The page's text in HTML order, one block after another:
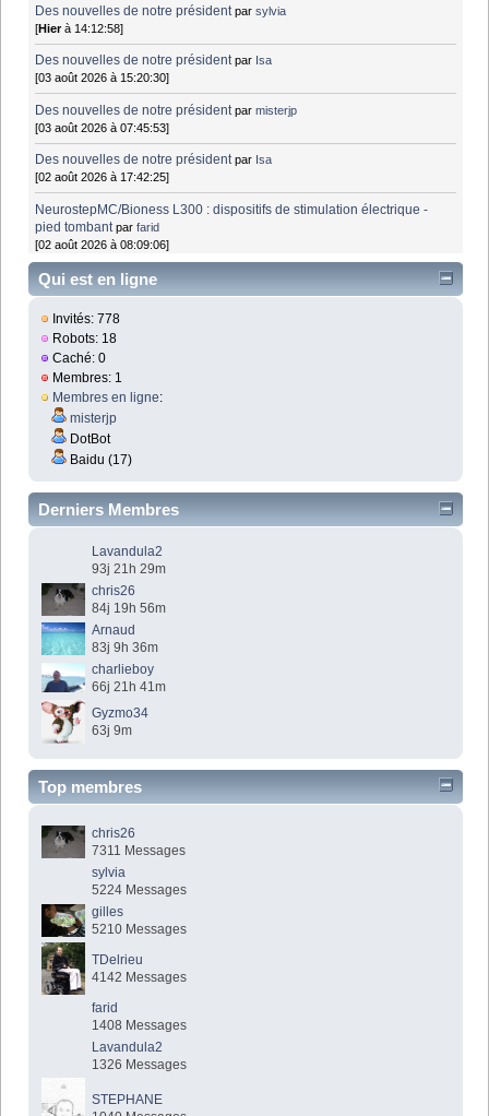
Des nouvelles de notre président parsylvia
[Hierà 14:12:58]
Des nouvelles de notre président par Isa
[03 août 2026 à 15:20:30]
Des nouvelles de notre président parmisterjp
[03 août 2026 à 07:45:53]
Des nouvelles de notre président par Isa
[02 août 2026 à 17:42:25]
NeurostepMC/Bioness L300 : dispositifs de stimulation électrique -
pied tombant parfarid
[02 août 2026 à 08:09:06]
Qui est en ligne
Invités: 778
Robots: 18
Caché: 0
Membres: 1
Membres en ligne:
misterjp
DotBot
Baidu (17)
Derniers Membres
Lavandula2
93j 21h 29m
chris26
84j 19h 56m
Arnaud
83j 9h 36m
charlieboy
66j 21h 41m
Gyzmo34
63j 9m
Top membres
chris26
7311 Messages
sylvia
5224 Messages
gilles
5210 Messages
TDelrieu
4142 Messages
farid
1408 Messages
Lavandula2
1326 Messages
STEPHANE